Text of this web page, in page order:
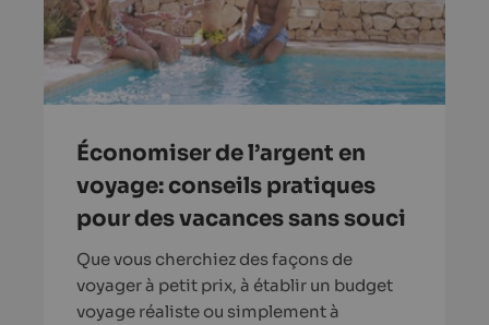
Économiser de l’argent en
voyage: conseils pratiques
pour des vacances sans souci
Que vous cherchiez des façons de
voyager à petit prix, à établir un budget
voyage réaliste ou simplement à